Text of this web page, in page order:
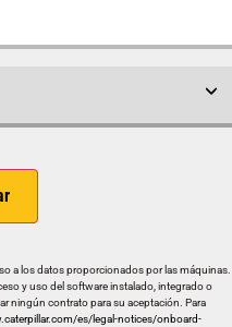
a los datos proporcionados por las máquinas.
y uso del software instalado, integrado o
ningún contrato para su aceptación. Para
es/legal-notices/onboard-